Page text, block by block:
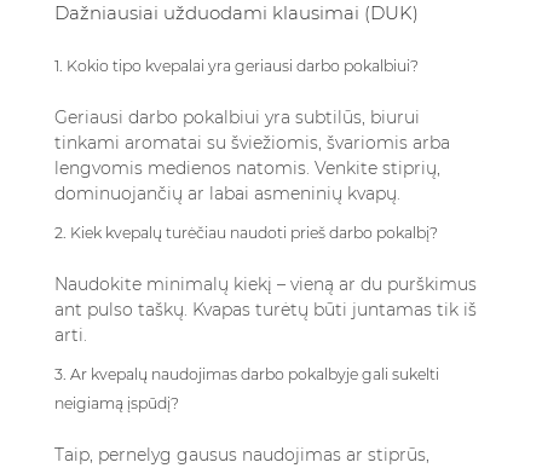
Dažniausiai užduodami klausimai (DUK)
1. Kokio tipo kvepalai yra geriausi darbo pokalbiui?
Geriausi darbo pokalbiui yra subtilūs, biurui
tinkami aromatai su šviežiomis, švariomis arba
lengvomis medienos natomis. Venkite stiprių,
dominuojančių ar labai asmeninių kvapų.
2. Kiek kvepalų turėčiau naudoti prieš darbo pokalbį?
Naudokite minimalų kiekį – vieną ar du purškimus
ant pulso taškų. Kvapas turėtų būti juntamas tik iš
arti.
3. Ar kvepalų naudojimas darbo pokalbyje gali sukelti
neigiamą įspūdį?
Taip, pernelyg gausus naudojimas ar stiprūs,